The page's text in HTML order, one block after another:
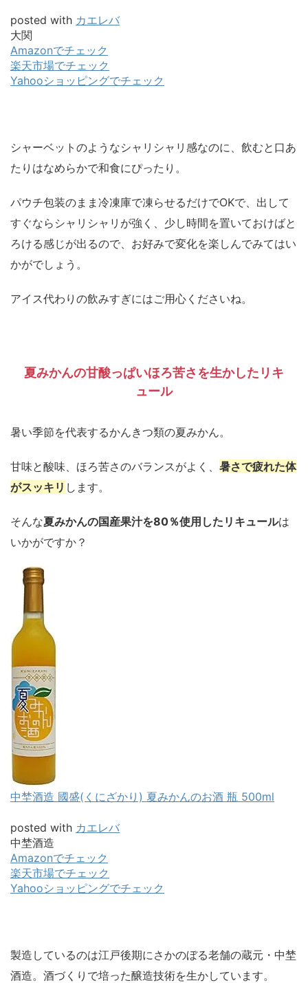
posted with カエレバ
大関
Amazonでチェック
楽天市場でチェック
Yahooショッピングでチェック
シャーベットのようなシャリシャリ感なのに、飲むと口あ
たりはなめらかで和食にぴったり。
パウチ包装のまま冷凍庫で凍らせるだけでOKで、出して
すぐならシャリシャリが強く、少し時間を置いておけばと
ろける感じが出るので、お好みで変化を楽しんでみてはい
かがでしょう。
アイス代わりの飲みすぎにはご用心くださいね。
夏みかんの甘酸っぱいほろ苦さを生かしたリキ
ュール
暑い季節を代表するかんきつ類の夏みかん。
甘味と酸味、ほろ苦さのバランスがよく、 暑さで疲れた体
がスッキリ します。
そんな夏みかんの国産果汁を80％使用したリキュールは
いかがですか？
中埜酒造 國盛(くにざかり) 夏みかんのお酒 瓶 500ml
posted with カエレバ
中埜酒造
Amazonでチェック
楽天市場でチェック
Yahooショッピングでチェック
製造しているのは江戸後期にさかのぼる老舗の蔵元・中埜
酒造。酒づくりで培った醸造技術を生かしています。